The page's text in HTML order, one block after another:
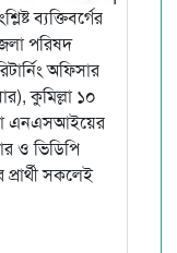
ব্যক্তিবর্গের
পরিষদ
অফিসার
কুমিল্লা ১০
এনএসআইয়ের
ও ভিডিপি
সকলেই